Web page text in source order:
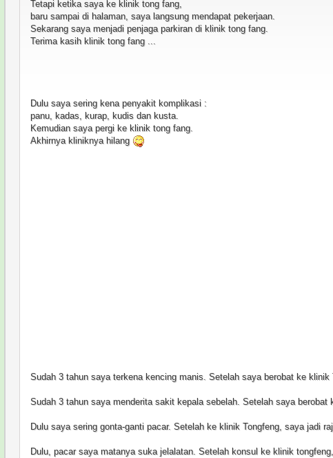
Tetapi ketika saya ke klinik tong fang,
baru sampai di halaman, saya langsung mendapat pekerjaan.
Sekarang saya menjadi penjaga parkiran di klinik tong fang.
Terima kasih klinik tong fang ...
Dulu saya sering kena penyakit komplikasi :
panu, kadas, kurap, kudis dan kusta.
Kemudian saya pergi ke klinik tong fang.
Akhirnya kliniknya hilang
Sudah 3 tahun saya terkena kencing manis. Setelah saya berobat ke
Sudah 3 tahun saya menderita sakit kepala sebelah. Setelah saya
Dulu saya sering gonta-ganti pacar. Setelah ke klinik Tongfeng, saya jadi
Dulu, pacar saya matanya suka jelalatan. Setelah konsul ke klinik